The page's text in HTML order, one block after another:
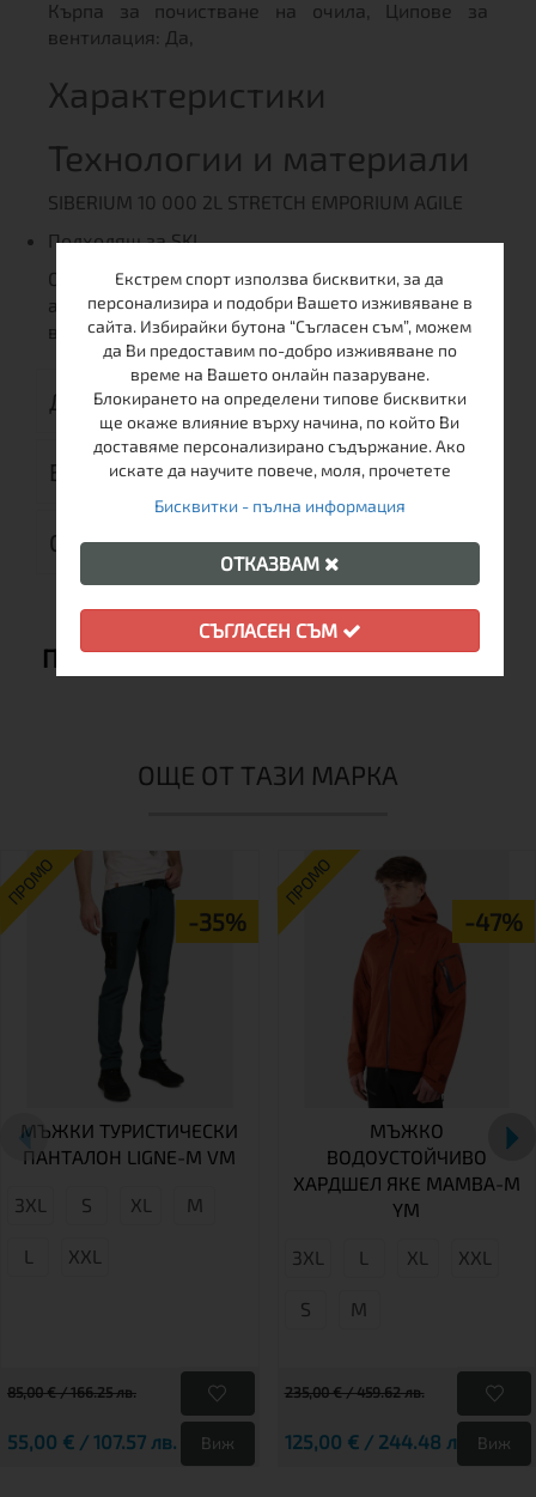
Кърпа за почистване на очила, Ципове за
вентилация: Да,
Характеристики
Технологии и материали
SIBERIUM 10 000 2L STRETCH EMPORIUM AGILE
Подходящ за SKI
Описанието на продукта е преведено
автоматично. За повече яснота моля вижте
версията на английски.
ДОСТАВКА
ВРЪЩАНЕ
ОТЗИВИ (0)
ПРЕПОРЪЧВАМЕ ВИ СЪЩО:
ОЩЕ ОТ ТАЗИ МАРКА
ПРОМО
-35%
МЪЖКИ ТУРИСТИЧЕСКИ
ПАНТАЛОН LIGNE-M VM
3XL S XL M
L XXL
85,00 € / 166.25 лв.
55,00 € / 107.57 лв. Виж
ПРОМО
-47%
МЪЖКО
ВОДОУСТОЙЧИВО
ХАРДШЕЛ ЯКЕ MAMBA-M
YM
3XL L XL XXL
S М
235,00 € / 459.62 лв.
125,00 € / 244.48 лв. Виж
Екстрем спорт използва бисквитки, за да
персонализира и подобри Вашето изживяване в
сайта. Избирайки бутона “Съгласен съм”, можем
да Ви предоставим по-добро изживяване по
време на Вашето онлайн пазаруване.
Блокирането на определени типове бисквитки
ще окаже влияние върху начина, по който Ви
доставяме персонализирано съдържание. Ако
искате да научите повече, моля, прочетете
Бисквитки - пълна информация
ОТКАЗВАМ
СЪГЛАСЕН СЪМ